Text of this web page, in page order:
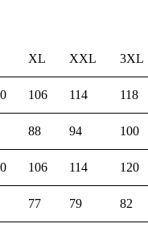
XL XXL 3XL
106 114 118
88 94 100
106 114 120
77 79 82